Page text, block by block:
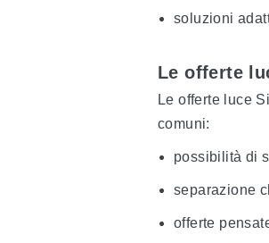
soluzioni
Le offerte
Le offerte luce
comuni:
possibilità di
separazione
offerte